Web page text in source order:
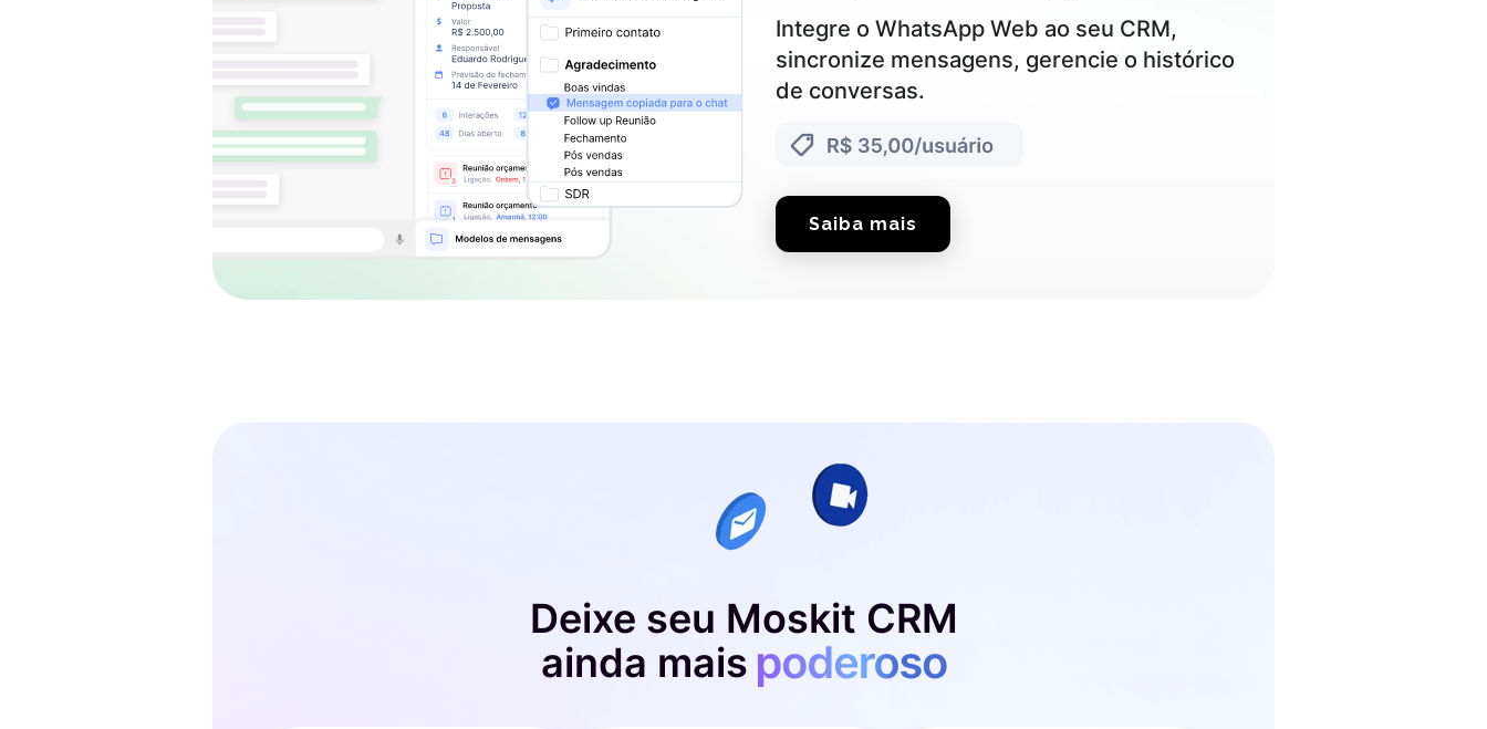
Integre o WhatsApp Web ao seu CRM,
sincronize mensagens, gerencie o histórico
de conversas.
Saiba mais
Deixe seu Moskit CRM
ainda mais